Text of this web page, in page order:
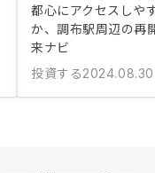
都心にアクセスしや
か、調布駅周辺の再
来ナビ
投資する2024.08.30